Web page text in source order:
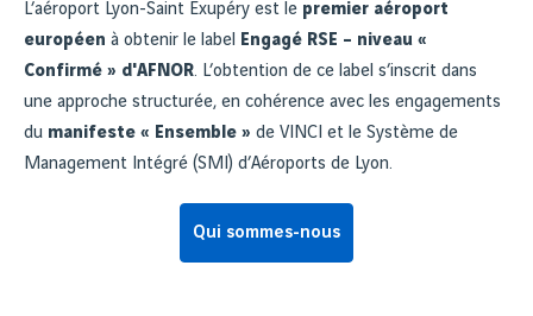
L’aéroport Lyon-Saint Exupéry est le premier aéroport
européen à obtenir le label
Engagé RSE – niveau «
Confirmé » d'AFNOR. L’obtention de ce label s’inscrit dans
une approche structurée, en cohérence avec les engagements
du manifeste « Ensemble » de VINCI et le Système de
Management Intégré (SMI) d’Aéroports de Lyon.
Qui sommes-nous